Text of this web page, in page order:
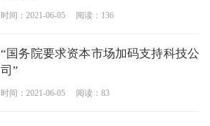
时间：2021-06-05 阅读：136
“国务院要求资本市场加码支持科技公
司”
时间：2021-06-05 阅读：83